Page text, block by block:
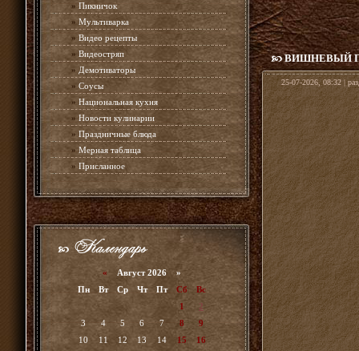
» Пикничок
» Мультиварка
» Видео рецепты
» Видеостряп
» Демотиваторы
» Соусы
» Национальная кухня
» Новости кулинарии
» Праздничные блюда
» Мерная таблица
» Присланное
« Август 2026 »
Пн
Вт Ср Чт Пт Сб
Вс
1
2
3
4 5 6 7 8
9
10
11 12 13 14 15
16
ВИШНЕВЫЙ
25-07-2026, 08:32 |